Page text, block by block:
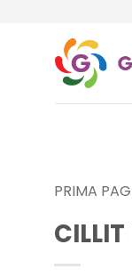
conținut
PRIMA